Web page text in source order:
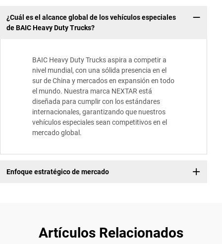
¿Cuál es el alcance global de los vehículos especiales
de BAIC Heavy Duty Trucks?
BAIC Heavy Duty Trucks aspira a competir a
nivel mundial, con una sólida presencia en el
sur de China y mercados en expansión en todo
el mundo. Nuestra marca NEXTAR está
diseñada para cumplir con los estándares
internacionales, garantizando que nuestros
vehículos especiales sean competitivos en el
mercado global.
Enfoque estratégico de mercado
Artículos Relacionados